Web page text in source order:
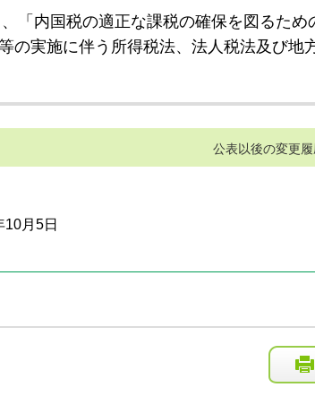
「内国税の適正な課税の確保を図るた
の実施に伴う所得税法、法人税法及び地
公表以後の変更履
10月5日